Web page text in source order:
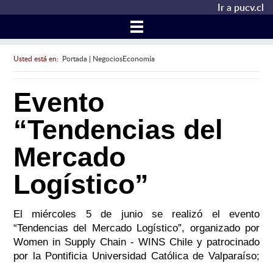
Ir a pucv.cl
Usted está en: Portada| NegociosEconomía
Evento
“Tendencias del
Mercado
Logístico”
El miércoles 5 de junio se realizó el evento
“Tendencias del Mercado Logístico”, organizado por
Women in Supply Chain - WINS Chile y patrocinado
por la Pontificia Universidad Católica de Valparaíso;